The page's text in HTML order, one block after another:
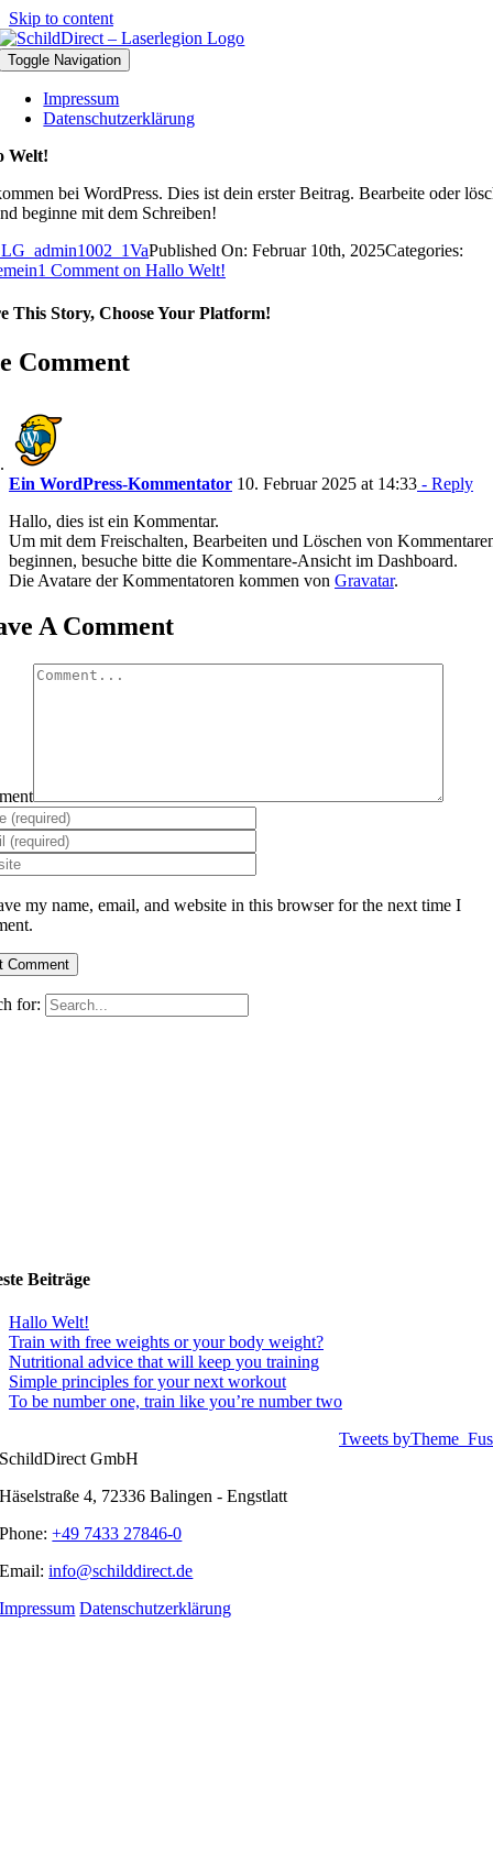
Skip to content
Toggle Navigation
Impressum
Datenschutzerklärung
Welt!
bei WordPress. Dies ist dein erster Beitrag. Bearbeite oder
beginne mit dem Schreiben!
Published On: Februar 10th, 2025Categories:
1 Comment on Hallo Welt!
This Story, Choose Your Platform!
Comment
Ein WordPress-Kommentator 10. Februar 2025 at 14:33 - Reply
Hallo, dies ist ein Kommentar.
Um mit dem Freischalten, Bearbeiten und Löschen von
beginnen, besuche bitte die Kommentare-Ansicht im Dashboard.
Die Avatare der Kommentatoren kommen von Gravatar.
A Comment
my name, email, and website in this browser for the next time I
for:
Beiträge
Hallo Welt!
Train with free weights or your body weight?
Nutritional advice that will keep you training
Simple principles for your next workout
To be number one, train like you’re number two
Tweets
SchildDirect GmbH
Häselstraße 4, 72336 Balingen - Engstlatt
Phone:+49 7433 27846-0
Email:info@schilddirect.de
Impressum Datenschutzerklärung